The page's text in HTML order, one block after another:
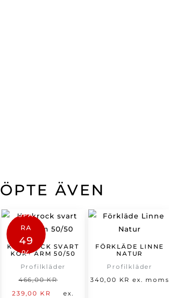
ÄVEN
SPA
RA
49
%
KOCKROCK SVART
KORT ÄRM 50/50
Profilkläder
466,00KR
ursprungliga
239,00 KR
Det
ex.
FÖRKLÄDE LINNE
NATUR
Profilkläder
340,00 KR ex. moms